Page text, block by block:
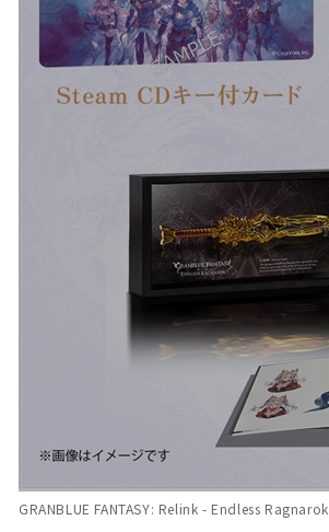
GRANBLUE FANTASY: Relink - Endless Ragnarok